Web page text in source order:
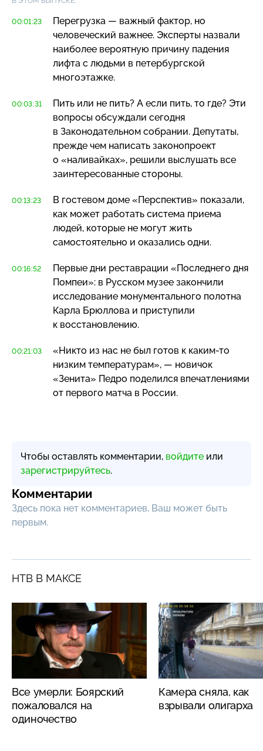
00:01:23
Перегрузка — важный фактор, но
человеческий важнее. Эксперты назвали
наиболее вероятную причину падения
лифта с людьми в петербургской
многоэтажке.
00:03:31
Пить или не пить? А если пить, то где? Эти
вопросы обсуждали сегодня
в Законодательном собрании. Депутаты,
прежде чем написать законопроект
о «наливайках», решили выслушать все
заинтересованные стороны.
00:13:23
В гостевом доме «Перспектив» показали,
как может работать система приема
людей, которые не могут жить
самостоятельно и оказались одни.
00:16:52
Первые дни реставрации «Последнего дня
Помпеи»: в Русском музее закончили
исследование монументального полотна
Карла Брюллова и приступили
к восстановлению.
00:21:03 «Никто из нас не был готов к каким-то
низким температурам», — новичок
«Зенита» Педро поделился впечатлениями
от первого матча в России.
Чтобы оставлять комментарии, войдите или
зарегистрируйтесь.
Комментарии
Здесь пока нет комментариев, Ваш может быть
первым.
НТВ В МАКСЕ
Все умерли: Боярский
пожаловался на
одиночество
Камера сняла, как
взрывали олигарха